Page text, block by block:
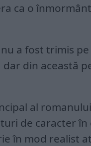
ca o
a fost trimis
din această
al
de caracter
în mod realist